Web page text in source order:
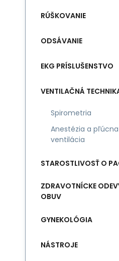
RÚŠKOVANIE
ODSÁVANIE
EKG PRÍSLUŠENSTVO
VENTILAČNÁ
Spirometria
Anestézia a pľúcna
ventilácia
STAROSTLIVOSŤ O
ZDRAVOTNÍCKE
OBUV
GYNEKOLÓGIA
NÁSTROJE